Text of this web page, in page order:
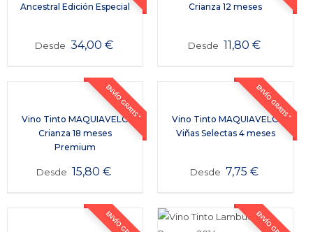
Ancestral Edición Especial
Desde 34,00 €
Crianza 12 meses
Desde 11,80 €
ENVÍO GRATIS *
Vino Tinto MAQUIAVELO
Crianza 18 meses
Premium
Desde 15,80€
ENVÍO GRATIS *
Vino Tinto MAQUIAVELO
Viñas Selectas 4 meses
Desde 7,75 €